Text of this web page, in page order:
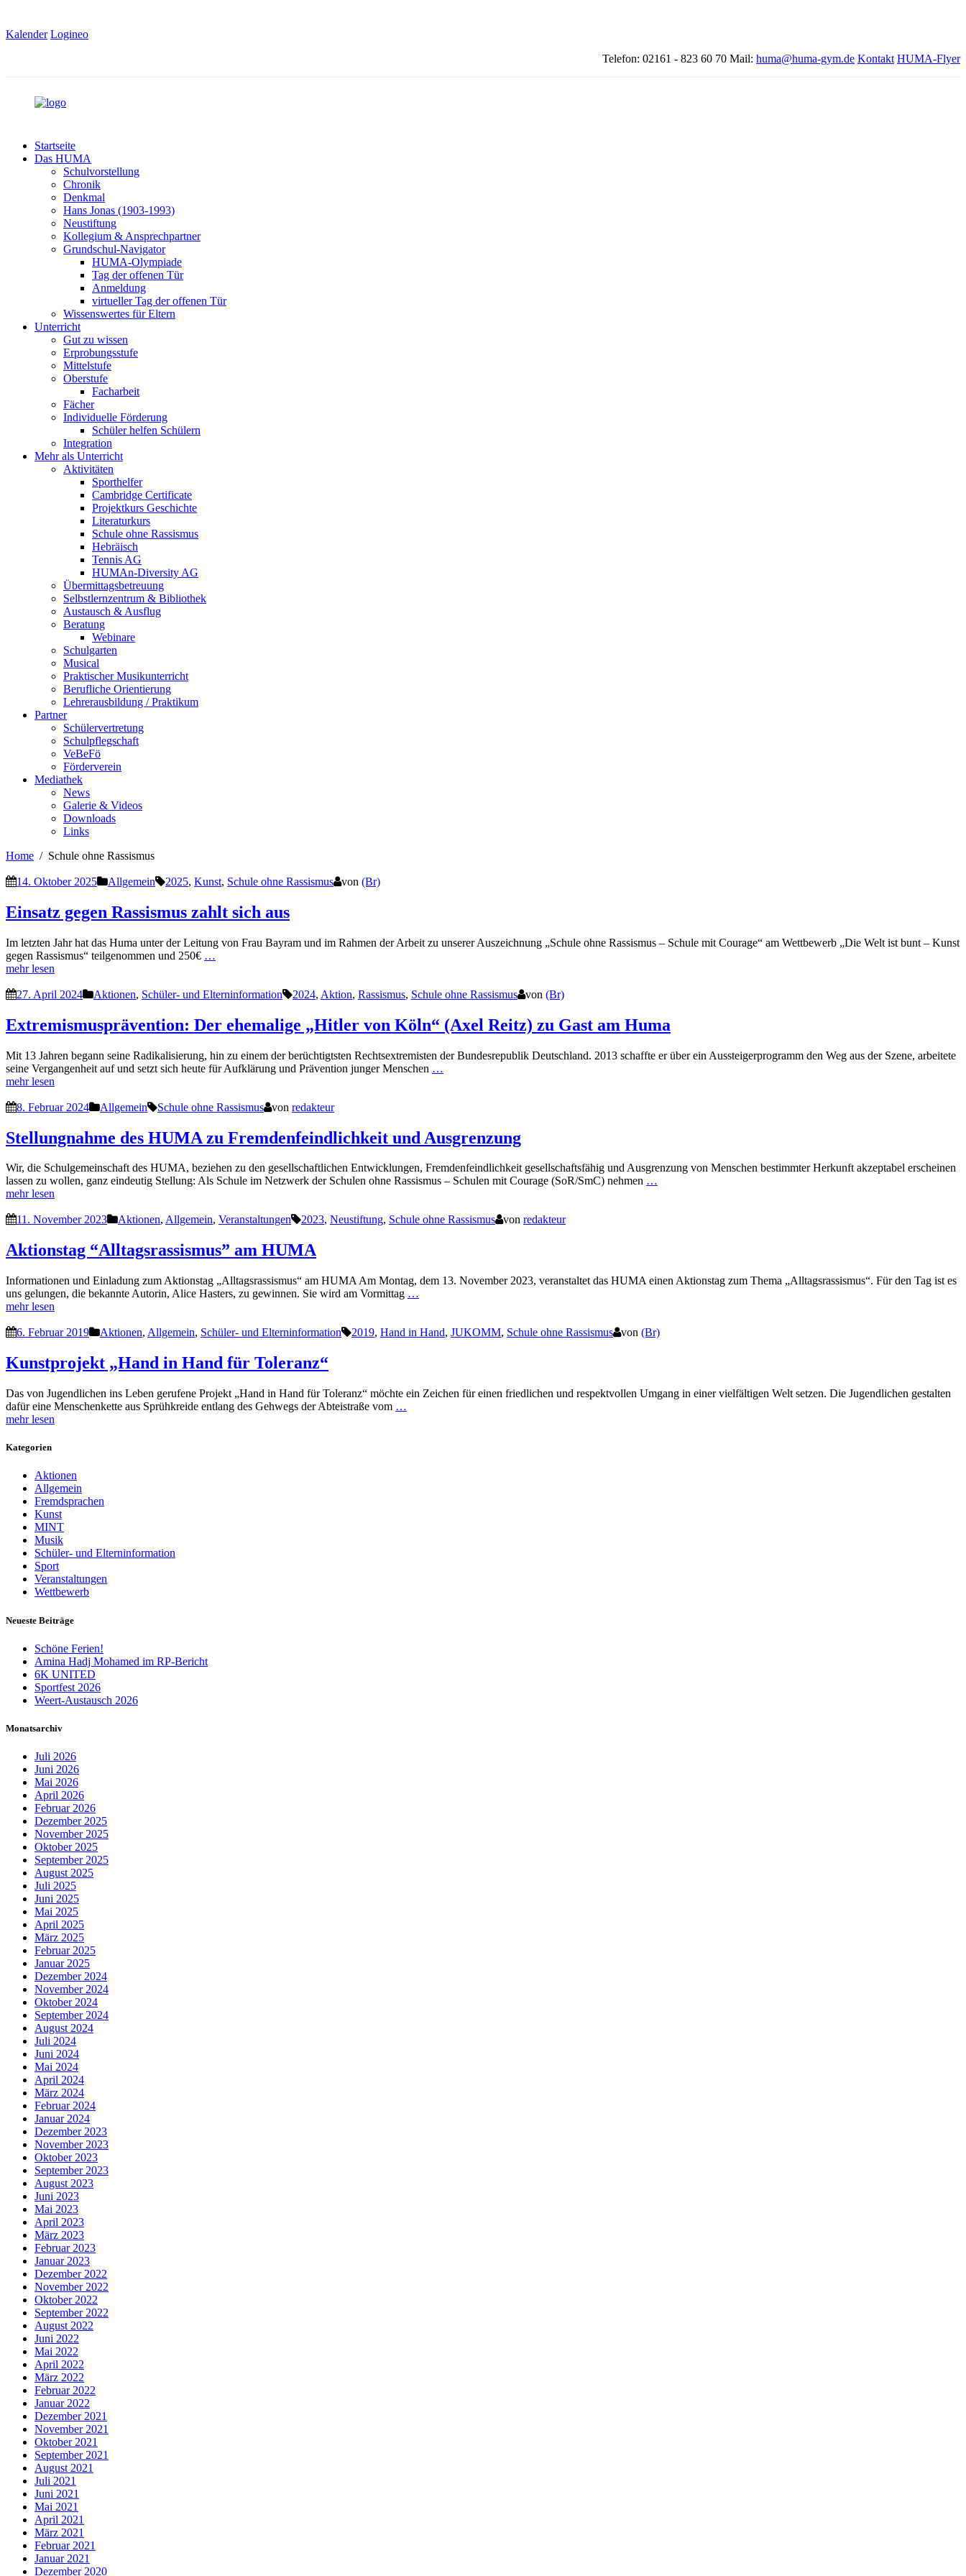
Kalender Logineo
Telefon: 02161 - 823 60 70 Mail: huma@huma-gym.de Kontakt HUMA-Flyer
Startseite
Das HUMA
Schulvorstellung
Chronik
Denkmal
Hans Jonas (1903-1993)
Neustiftung
Kollegium & Ansprechpartner
Grundschul-Navigator
HUMA-Olympiade
Tag der offenen Tür
Anmeldung
virtueller Tag der offenen Tür
Wissenswertes für Eltern
Unterricht
Gut zu wissen
Erprobungsstufe
Mittelstufe
Oberstufe
Facharbeit
Fächer
Individuelle Förderung
Schüler helfen Schülern
Integration
Mehr als Unterricht
Aktivitäten
Sporthelfer
Cambridge Certificate
Projektkurs Geschichte
Literaturkurs
Schule ohne Rassismus
Hebräisch
Tennis AG
HUMAn-Diversity AG
Übermittagsbetreuung
Selbstlernzentrum & Bibliothek
Austausch & Ausflug
Beratung
Webinare
Schulgarten
Musical
Praktischer Musikunterricht
Berufliche Orientierung
Lehrerausbildung / Praktikum
Partner
Schülervertretung
Schulpflegschaft
VeBeFö
Förderverein
Mediathek
News
Galerie & Videos
Downloads
Links
Home
Schule ohne Rassismus
14. Oktober 2025 Allgemein 2025, Kunst, Schule ohne Rassismus von (Br)
Einsatz gegen Rassismus zahlt sich aus
Im letzten Jahr hat das Huma unter der Leitung von Frau Bayram und im Rahmen der Arbeit zu unserer Auszeichnung „Schule ohne Rassismus – Schule mit Courage“ am Wettbewerb „Die Welt ist bunt – Kunst
gegen Rassismus“ teilgenommen und 250€ …
mehr lesen
27. April 2024 Aktionen, Schüler- und Elterninformation 2024, Aktion, Rassismus, Schule ohne Rassismus von (Br)
Extremismusprävention: Der ehemalige „Hitler von Köln“ (Axel Reitz) zu Gast am Huma
Mit 13 Jahren begann seine Radikalisierung, hin zu einem der berüchtigtsten Rechtsextremisten der Bundesrepublik Deutschland. 2013 schaffte er über ein Aussteigerprogramm den Weg aus der Szene, arbeitete
seine Vergangenheit auf und setzt sich heute für Aufklärung und Prävention junger Menschen …
mehr lesen
8. Februar 2024 Allgemein Schule ohne Rassismus von redakteur
Stellungnahme des HUMA zu Fremdenfeindlichkeit und Ausgrenzung
Wir, die Schulgemeinschaft des HUMA, beziehen zu den gesellschaftlichen Entwicklungen, Fremdenfeindlichkeit gesellschaftsfähig und Ausgrenzung von Menschen bestimmter Herkunft akzeptabel erscheinen
lassen zu wollen, ganz eindeutig Stellung: Als Schule im Netzwerk der Schulen ohne Rassismus – Schulen mit Courage (SoR/SmC) nehmen …
mehr lesen
11. November 2023 Aktionen, Allgemein, Veranstaltungen 2023, Neustiftung, Schule ohne Rassismus von redakteur
Aktionstag “Alltagsrassismus” am HUMA
Informationen und Einladung zum Aktionstag „Alltagsrassismus“ am HUMA Am Montag, dem 13. November 2023, veranstaltet das HUMA einen Aktionstag zum Thema „Alltagsrassismus“. Für den Tag ist es
uns gelungen, die bekannte Autorin, Alice Hasters, zu gewinnen. Sie wird am Vormittag …
mehr lesen
6. Februar 2019 Aktionen, Allgemein, Schüler- und Elterninformation 2019, Hand in Hand, JUKOMM, Schule ohne Rassismus von (Br)
Kunstprojekt „Hand in Hand für Toleranz“
Das von Jugendlichen ins Leben gerufene Projekt „Hand in Hand für Toleranz“ möchte ein Zeichen für einen friedlichen und respektvollen Umgang in einer vielfältigen Welt setzen. Die Jugendlichen gestalten
dafür eine Menschenkette aus Sprühkreide entlang des Gehwegs der Abteistraße vom …
mehr lesen
Kategorien
Aktionen
Allgemein
Fremdsprachen
Kunst
MINT
Musik
Schüler- und Elterninformation
Sport
Veranstaltungen
Wettbewerb
Neueste Beiträge
Schöne Ferien!
Amina Hadj Mohamed im RP-Bericht
6K UNITED
Sportfest 2026
Weert-Austausch 2026
Monatsarchiv
Juli 2026
Juni 2026
Mai 2026
April 2026
Februar 2026
Dezember 2025
November 2025
Oktober 2025
September 2025
August 2025
Juli 2025
Juni 2025
Mai 2025
April 2025
März 2025
Februar 2025
Januar 2025
Dezember 2024
November 2024
Oktober 2024
September 2024
August 2024
Juli 2024
Juni 2024
Mai 2024
April 2024
März 2024
Februar 2024
Januar 2024
Dezember 2023
November 2023
Oktober 2023
September 2023
August 2023
Juni 2023
Mai 2023
April 2023
März 2023
Februar 2023
Januar 2023
Dezember 2022
November 2022
Oktober 2022
September 2022
August 2022
Juni 2022
Mai 2022
April 2022
März 2022
Februar 2022
Januar 2022
Dezember 2021
November 2021
Oktober 2021
September 2021
August 2021
Juli 2021
Juni 2021
Mai 2021
April 2021
März 2021
Februar 2021
Januar 2021
Dezember 2020